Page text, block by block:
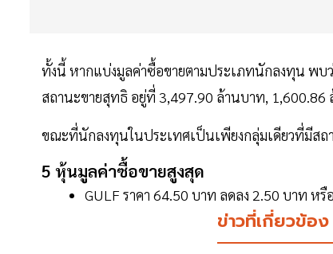
ทั้งนี้ หากแบ่งมูลค่าซื้อขายตามประเภทนักลงทุน พ
สถานะขายสุทธิ อยู่ที่ 3,497.90 ล้านบาท,
ขณะที่นักลงทุนในประเทศเป็นเพียงกลุ่มเดียวที่มีส
5 หุ้นมูลค่าซื้อขายสูงสุด
GULF ราคา 64.50 บาท ลดลง 2.50 บาท ห
ข่าวที่เกี่ยวข้อง